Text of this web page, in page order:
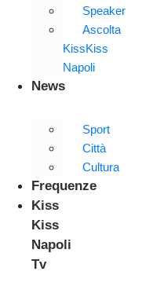
Speaker
Ascolta
KissKiss
Napoli
News
Sport
Città
Cultura
Frequenze
Kiss
Kiss
Napoli
Tv